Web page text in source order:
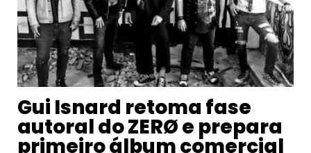
Gui Isnard retoma fase
autoral do ZERØ e prepara
primeiro álbum comercial